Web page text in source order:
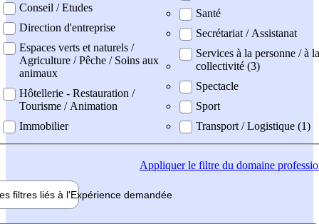
Conseil / Etudes
Direction d'entreprise
Espaces verts et naturels /
Agriculture / Pêche / Soins aux
animaux
Hôtellerie - Restauration /
Tourisme / Animation
Immobilier
Santé
Secrétariat / Assistanat
Services à la personne / à la
collectivité (3)
Spectacle
Sport
Transport / Logistique (1)
Appliquerle filtre du domaine
filtres liés à l'Expérience demandée